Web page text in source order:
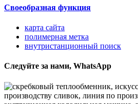
Своеобразная функция
карта сайта
полимерная метка
внутристанционный поиск
Следуйте за нами, WhatsApp